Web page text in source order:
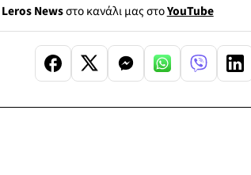
Leros Newsστο κανάλι μας στοYouTube